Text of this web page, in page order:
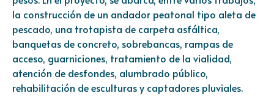
la construcción de un andador peatonal tipo aleta de
pescado, una trotapista de carpeta asfáltica,
banquetas de concreto, sobrebancas, rampas de
acceso, guarniciones, tratamiento de la vialidad,
atención de desfondes, alumbrado público,
rehabilitación de esculturas y captadores pluviales.